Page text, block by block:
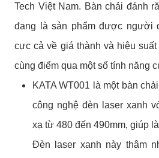
Tech Việt Nam. Bàn chải đánh
đang là sản phẩm được người
cực cả về giá thành và hiệu
cùng điểm qua một số tính năng
KATA WT001 là một bàn
công nghệ đèn laser xanh
xạ từ 480 đến 490mm, giúp
Đèn laser xanh này thâm